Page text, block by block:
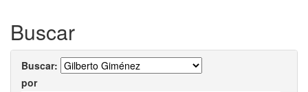
Buscar
Buscar:
por